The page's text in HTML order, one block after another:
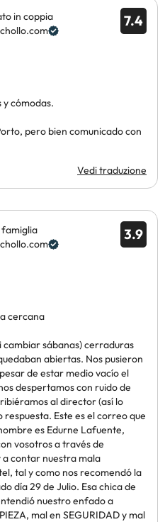
7.4
in coppia
y cómodas.
pero bien comunicado con
Vedi traduzione
3.9
cercana
cambiar sábanas) cerraduras
abiertas. Nos pusieron
de estar medio vacío el
despertamos con ruido de
al director (así lo
respuesta. Este es el correo que
es Edurne Lafuente,
vosotros a través de
a contar nuestra mala
tal y como nos recomendó la
día 29 de Julio. Esa chica de
nuestro enfado a
mal en SEGURIDAD y mal